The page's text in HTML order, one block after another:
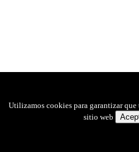
Utilizamos cookies para garantizar
sitio web